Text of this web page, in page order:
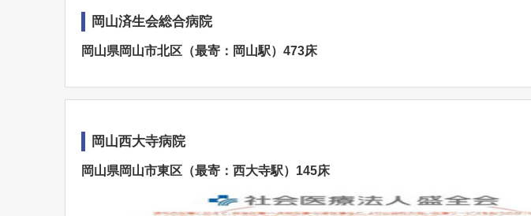
岡山済生会総合病院
岡山県岡山市北区（最寄：岡山駅）473床
岡山西大寺病院
岡山県岡山市東区（最寄：西大寺駅）145床